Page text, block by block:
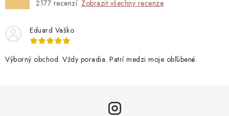
2177 recenzí. Zobrazit všechny recenze
Eduard Vaško
Výborný obchod. Vždy poradia. Patrí medzi moje obľúbené.